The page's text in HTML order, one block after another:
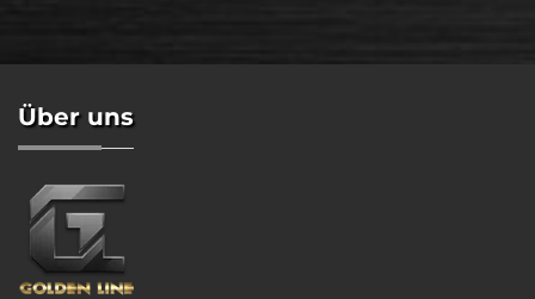
Über uns